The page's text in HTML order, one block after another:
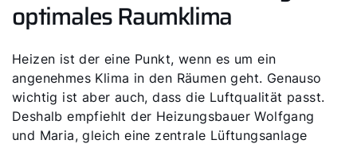
optimales Raumklima
Heizen ist der eine Punkt, wenn es um ein
angenehmes Klima in den Räumen geht. Genauso
wichtig ist aber auch, dass die Luftqualität passt.
Deshalb empfiehlt der Heizungsbauer Wolfgang
und Maria, gleich eine zentrale Lüftungsanlage